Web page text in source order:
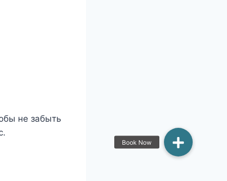
не забыть